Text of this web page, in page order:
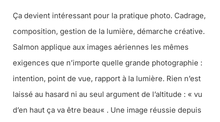
Ça devient intéressant pour la pratique photo. Cadrage,
composition, gestion de la lumière, démarche créative.
Salmon applique aux images aériennes les mêmes
exigences que n’importe quelle grande photographie :
intention, point de vue, rapport à la lumière. Rien n’est
laissé au hasard ni au seul argument de l’altitude : « vu
d’en haut ça va être beau« . Une image réussie depuis